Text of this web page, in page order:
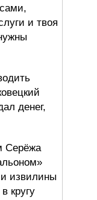
и твоя
денег,
Серёжа
и извилины
кругу